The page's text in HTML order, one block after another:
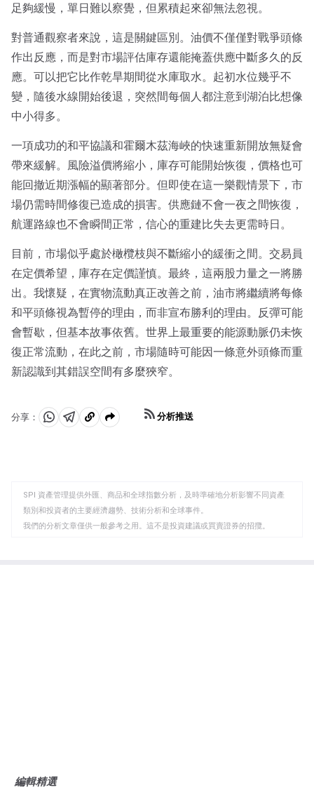
足夠緩慢，單日難以察覺，但累積起來卻無法忽視。
對普通觀察者來說，這是關鍵區別。油價不僅僅對戰爭頭條
作出反應，而是對市場評估庫存還能掩蓋供應中斷多久的反
應。可以把它比作乾旱期間從水庫取水。起初水位幾乎不
變，隨後水線開始後退，突然間每個人都注意到湖泊比想像
中小得多。
一項成功的和平協議和霍爾木茲海峽的快速重新開放無疑會
帶來緩解。風險溢價將縮小，庫存可能開始恢復，價格也可
能回撤近期漲幅的顯著部分。但即使在這一樂觀情景下，市
場仍需時間修復已造成的損害。供應鏈不會一夜之間恢復，
航運路線也不會瞬間正常，信心的重建比失去更需時日。
目前，市場似乎處於橄欖枝與不斷縮小的緩衝之間。交易員
在定價希望，庫存在定價謹慎。最終，這兩股力量之一將勝
出。我懷疑，在實物流動真正改善之前，油市將繼續將每條
和平頭條視為暫停的理由，而非宣布勝利的理由。反彈可能
會暫歇，但基本故事依舊。世界上最重要的能源動脈仍未恢
復正常流動，在此之前，市場隨時可能因一條意外頭條而重
新認識到其錯誤空間有多麼狹窄。
分享：
分 分 複
板
分析推送
SPI 資產管理提供外匯、商品和全球指數分析，及時準確地分析影響不同資產
類別和投資者的主要經濟趨勢、技術分析和全球事件。
我們的分析文章僅供一般參考之用。這不是投資建議或買賣證券的招攬。
編輯精選